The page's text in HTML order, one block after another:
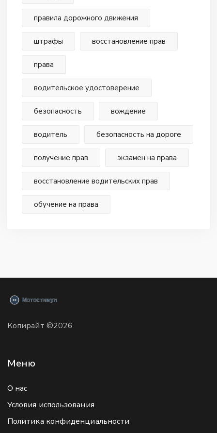
правила дорожного движения
штрафы восстановление прав
права
водительское удостоверение
безопасность вождение
водитель безопасность на дороге
получение прав экзамен на права
восстановление водительских прав
обучение на права
Копирайт ©2026
Меню
О нас
Условия использования
Политика конфиденциальности